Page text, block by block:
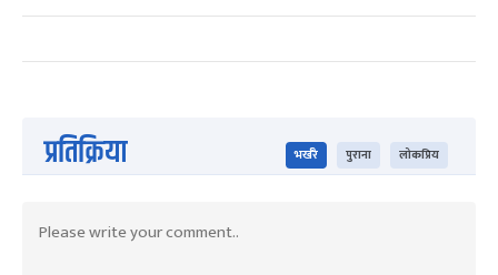
प्रतिक्रिया भर्खरै पुराना लोकप्रिय